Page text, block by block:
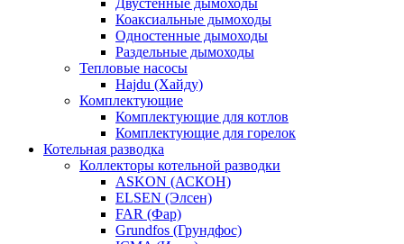
Двустенные дымоходы
Коаксиальные дымоходы
Одностенные дымоходы
Раздельные дымоходы
Тепловые насосы
Hajdu (Хайду)
Комплектующие
Комплектующие для котлов
Комплектующие для горелок
Котельная разводка
Коллекторы котельной разводки
ASKON (АСКОН)
ELSEN (Элсен)
FAR (Фар)
Grundfos (Грундфос)